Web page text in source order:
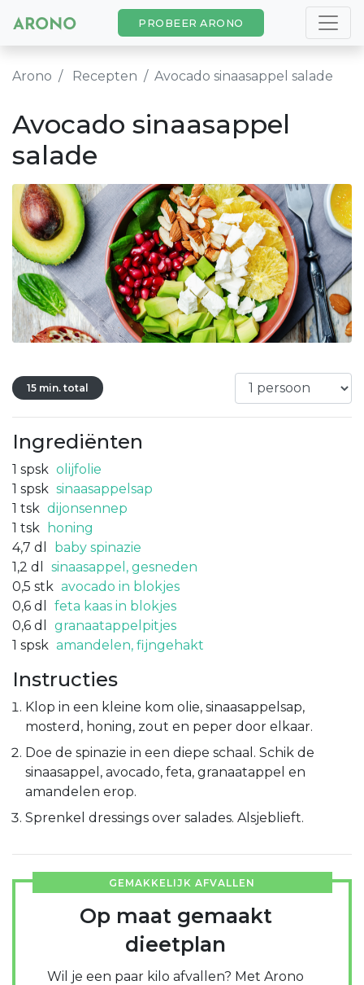
PROBEER ARONO
Arono Recepten Avocado sinaasappel salade
Avocado sinaasappel
salade
15 min. total
Ingrediënten
1 spsk olijfolie
1 spsk sinaasappelsap
1 tsk dijonsennep
1 tsk
honing
4,7 dl
baby spinazie
1,2 dl
sinaasappel, gesneden
0,5 stk avocado in blokjes
0,6 dl
feta kaas in blokjes
0,6 dl
granaatappelpitjes
1 spsk amandelen, fijngehakt
Instructies
Klop in een kleine kom olie, sinaasappelsap,
mosterd, honing, zout en peper door elkaar.
Doe de spinazie in een diepe schaal. Schik de
sinaasappel, avocado, feta, granaatappel en
amandelen erop.
Sprenkel dressings over salades. Alsjeblieft.
GEMAKKELIJK AFVALLEN
Op maat gemaakt
dieetplan
Wil je een paar kilo afvallen? Met Arono